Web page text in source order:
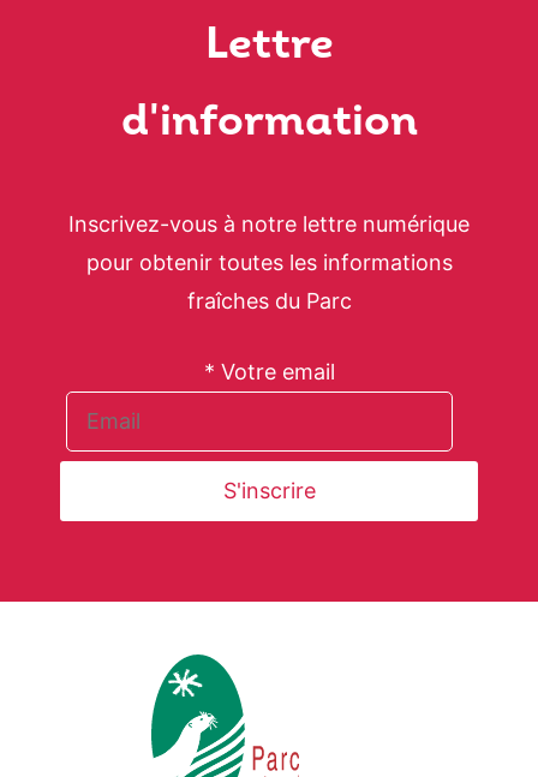
Lettre
d'information
Inscrivez-vous à notre lettre numérique
pour obtenir toutes les informations
fraîches du Parc
* Votre email